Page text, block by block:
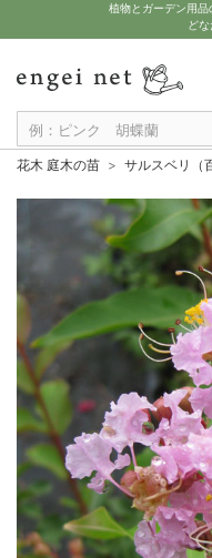
植物とガーデン用
ど
花木 庭木の苗 サルスベリ（